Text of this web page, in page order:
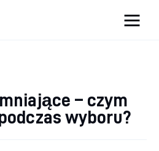
– czym
wyboru?